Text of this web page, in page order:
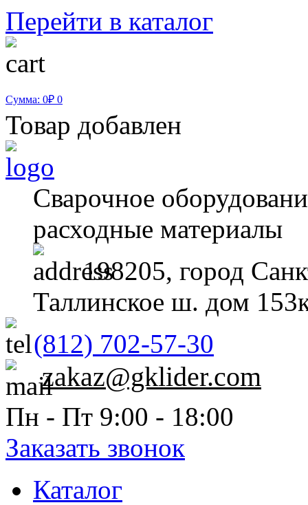
Перейти в каталог
Сумма: 0₽ 0
Товар добавлен
Сварочное
расходные материалы
198205, город
Таллинское ш. дом
(812) 702-57-30
zakaz@gklider.com
Пн - Пт 9:00 - 18:00
Заказать звонок
Каталог